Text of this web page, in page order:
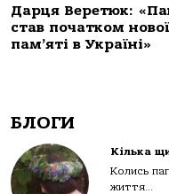
Дарця Веретюк:
став початком
пам’яті в Україні»
БЛОГИ
Кілька
Колись
життя...